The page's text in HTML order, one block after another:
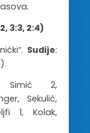
3:3, 2:4)
Sudije:
Simić 2,
Sekulić,
1, Kolak,